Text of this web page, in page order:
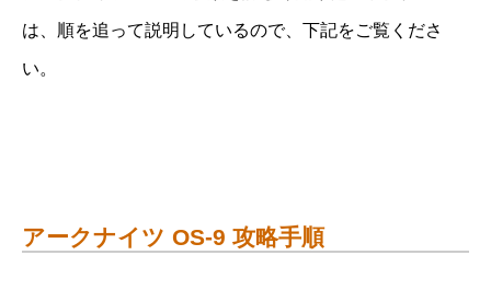
は、順を追って説明しているので、下記をご覧くださ
い。
アークナイツ OS-9 攻略手順